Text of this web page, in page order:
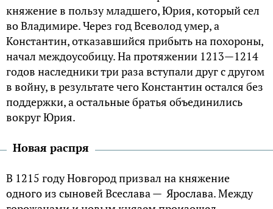
княжение в пользу младшего, Юрия, который сел
во Владимире. Через год Всеволод умер, а
Константин, отказавшийся прибыть на похороны,
начал междоусобицу. На протяжении 1213—1214
годов наследники три раза вступали друг с другом
в войну, в результате чего Константин остался без
поддержки, а остальные братья объединились
вокруг Юрия.
Новая распря
В 1215 году Новгород призвал на княжение
одного из сыновей Всеслава — Ярослава. Между